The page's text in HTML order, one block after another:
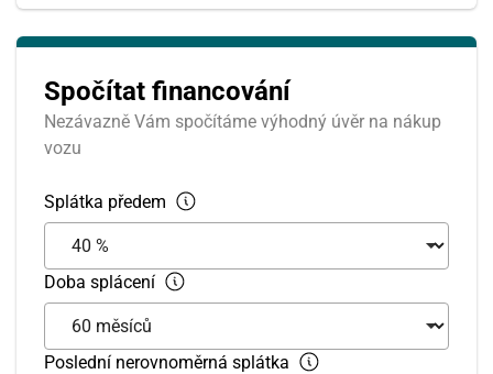
Spočítat financování
Nezávazně Vám spočítáme výhodný úvěr na nákup
vozu
Splátka předem
Doba splácení
Poslední nerovnoměrná splátka
Srpen